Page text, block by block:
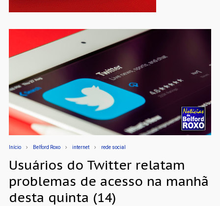
Início Belford Roxo internet rede social
Usuários do Twitter relatam
problemas de acesso na manhã
desta quinta (14)